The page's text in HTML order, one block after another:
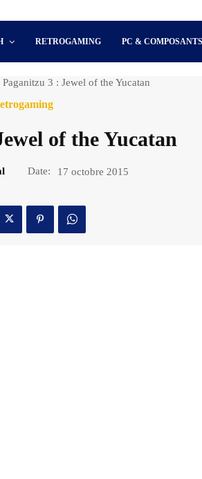
RETROGAMING PC &
Paganitzu 3 : Jewel of the Yucatan
of the Yucatan
Date: 17 octobre 2015